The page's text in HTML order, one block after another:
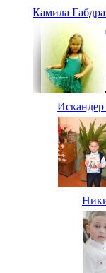
Камила